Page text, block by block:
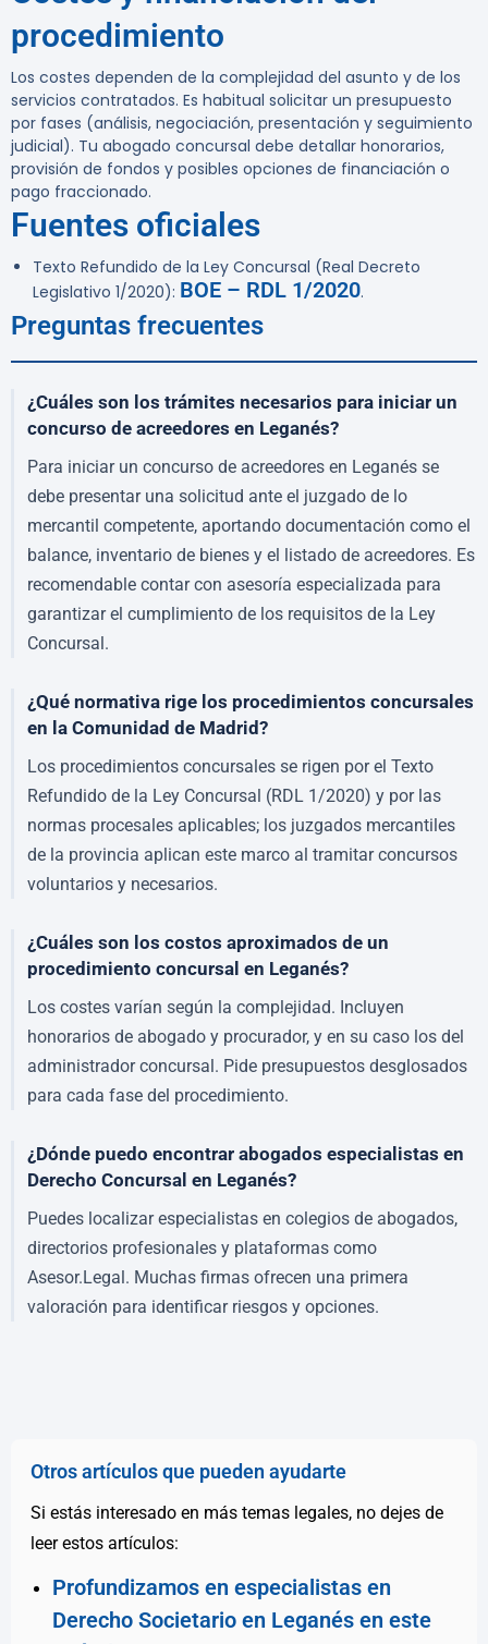
procedimiento
Los costes dependen de la complejidad del asunto y de los
servicios contratados. Es habitual solicitar un presupuesto
por fases (análisis, negociación, presentación y seguimiento
judicial). Tu abogado concursal debe detallar honorarios,
provisión de fondos y posibles opciones de financiación o
pago fraccionado.
Fuentes oficiales
Texto Refundido de la Ley Concursal (Real Decreto
Legislativo 1/2020): BOE – RDL 1/2020.
Preguntas frecuentes
¿Cuáles son los trámites necesarios para iniciar un
concurso de acreedores en Leganés?
Para iniciar un concurso de acreedores en Leganés se
debe presentar una solicitud ante el juzgado de lo
mercantil competente, aportando documentación como el
balance, inventario de bienes y el listado de acreedores. Es
recomendable contar con asesoría especializada para
garantizar el cumplimiento de los requisitos de la Ley
Concursal.
¿Qué normativa rige los procedimientos concursales
en la Comunidad de Madrid?
Los procedimientos concursales se rigen por el Texto
Refundido de la Ley Concursal (RDL 1/2020) y por las
normas procesales aplicables; los juzgados mercantiles
de la provincia aplican este marco al tramitar concursos
voluntarios y necesarios.
¿Cuáles son los costos aproximados de un
procedimiento concursal en Leganés?
Los costes varían según la complejidad. Incluyen
honorarios de abogado y procurador, y en su caso los del
administrador concursal. Pide presupuestos desglosados
para cada fase del procedimiento.
¿Dónde puedo encontrar abogados especialistas en
Derecho Concursal en Leganés?
Puedes localizar especialistas en colegios de abogados,
directorios profesionales y plataformas como
Asesor.Legal. Muchas firmas ofrecen una primera
valoración para identificar riesgos y opciones.
Otros artículos que pueden ayudarte
Si estás interesado en más temas legales, no dejes de
leer estos artículos:
Profundizamos en especialistas en
Derecho Societario en Leganés en este